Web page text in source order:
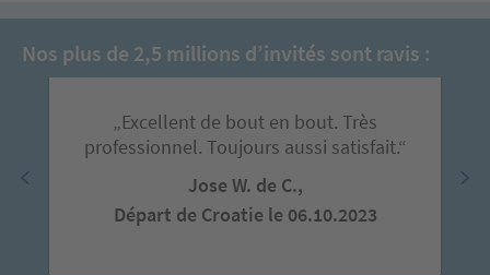
Nos plus de 2,5 millions d’invités sont ravis :
„Excellent de bout en bout. Très
professionnel. Toujours aussi satisfait.“
Jose W. de C.,
Départ de Croatie le 06.10.2023